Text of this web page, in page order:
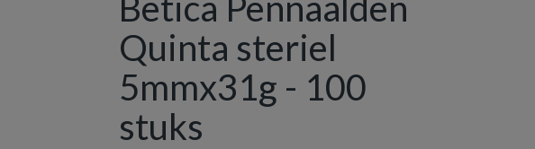
Quinta steriel
5mmx31g - 100
stuks